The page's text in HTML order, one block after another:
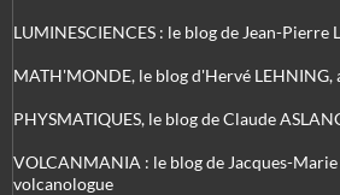
LUMINESCIENCES : le blog de Jean-Pierre
MATH'MONDE, le blog d'Hervé LEHNING,
PHYSMATIQUES, le blog de Claude
VOLCANMANIA : le blog de Jacques-
volcanologue